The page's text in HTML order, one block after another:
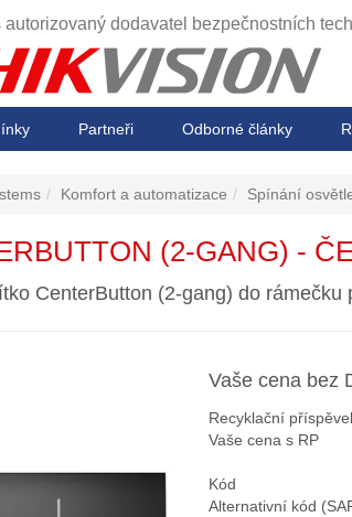
autorizovaný dodavatel bezpečnostních
Partneři Odborné články
Komfort a automatizace Spínání
(2-GANG) -
CenterButton (2-gang) do rámečku
Vaše cena bez
Recyklační
Vaše cena s RP
Kód
Alternativní kód